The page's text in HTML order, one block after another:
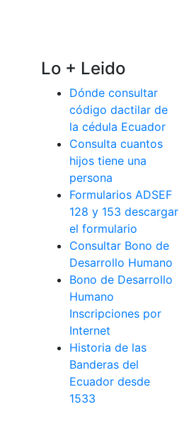
Lo + Leido
Dónde consultar
código dactilar de
la cédula Ecuador
Consulta cuantos
hijos tiene una
persona
Formularios ADSEF
128 y 153 descargar
el formulario
Consultar Bono de
Desarrollo Humano
Bono de Desarrollo
Humano
Inscripciones por
Internet
Historia de las
Banderas del
Ecuador desde
1533